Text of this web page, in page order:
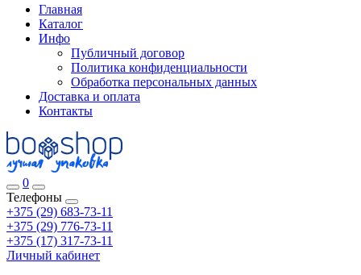
Главная
Каталог
Инфо
Публичный договор
Политика конфиденциальности
Обработка персональных данных
Доставка и оплата
Контакты
0
Телефоны
+375 (29) 683-73-11
+375 (29) 776-73-11
+375 (17) 317-73-11
Личный кабинет